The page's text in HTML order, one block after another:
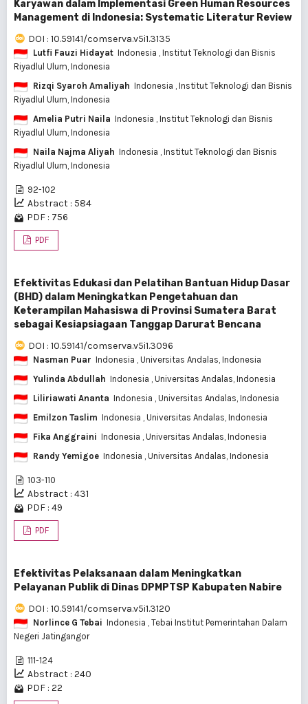
Karyawan dalam Implementasi Green Human Resources
Management di Indonesia: Systematic Literatur Review
DOI : 10.59141/comserva.v5i1.3135
Lutfi Fauzi Hidayat Indonesia , Institut Teknologi dan Bisnis
Riyadlul Ulum, Indonesia
Rizqi Syaroh Amaliyah Indonesia , Institut Teknologi dan Bisnis
Riyadlul Ulum, Indonesia
Amelia Putri Naila Indonesia , Institut Teknologi dan Bisnis
Riyadlul Ulum, Indonesia
Naila Najma Aliyah Indonesia , Institut Teknologi dan Bisnis
Riyadlul Ulum, Indonesia
92-102
Abstract : 584
PDF : 756
PDF
Efektivitas Edukasi dan Pelatihan Bantuan Hidup Dasar
(BHD) dalam Meningkatkan Pengetahuan dan
Keterampilan Mahasiswa di Provinsi Sumatera Barat
sebagai Kesiapsiagaan Tanggap Darurat Bencana
DOI : 10.59141/comserva.v5i1.3096
Nasman Puar Indonesia , Universitas Andalas, Indonesia
Yulinda Abdullah Indonesia , Universitas Andalas, Indonesia
Liliriawati Ananta Indonesia , Universitas Andalas, Indonesia
Emilzon Taslim Indonesia , Universitas Andalas, Indonesia
Fika Anggraini Indonesia , Universitas Andalas, Indonesia
Randy Yemigoe Indonesia , Universitas Andalas, Indonesia
103-110
Abstract : 431
PDF : 49
PDF
Efektivitas Pelaksanaan dalam Meningkatkan
Pelayanan Publik di Dinas DPMPTSP Kabupaten Nabire
DOI : 10.59141/comserva.v5i1.3120
Norlince G Tebai Indonesia , Tebai Institut Pemerintahan Dalam
Negeri Jatingangor
111-124
Abstract : 240
PDF : 22